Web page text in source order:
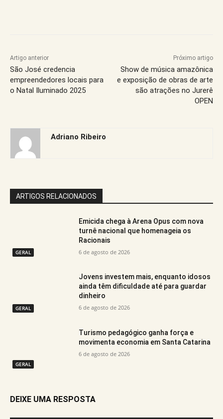
Artigo anterior
São José credencia
empreendedores locais para
o Natal Iluminado 2025
Próximo artigo
Show de música amazônica
e exposição de obras de arte
são atrações no Jurerê
OPEN
Adriano Ribeiro
ARTIGOS RELACIONADOS
GERAL
Emicida chega à Arena Opus com nova
turnê nacional que homenageia os
Racionais
6 de agosto de 2026
GERAL
Jovens investem mais, enquanto idosos
ainda têm dificuldade até para guardar
dinheiro
6 de agosto de 2026
GERAL
Turismo pedagógico ganha força e
movimenta economia em Santa Catarina
6 de agosto de 2026
DEIXE UMA RESPOSTA